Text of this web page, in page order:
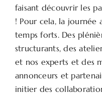
faisant découvrir les
! Pour cela, la journée
temps forts. Des
structurants, des
et nos experts et des
annonceurs et
initier des